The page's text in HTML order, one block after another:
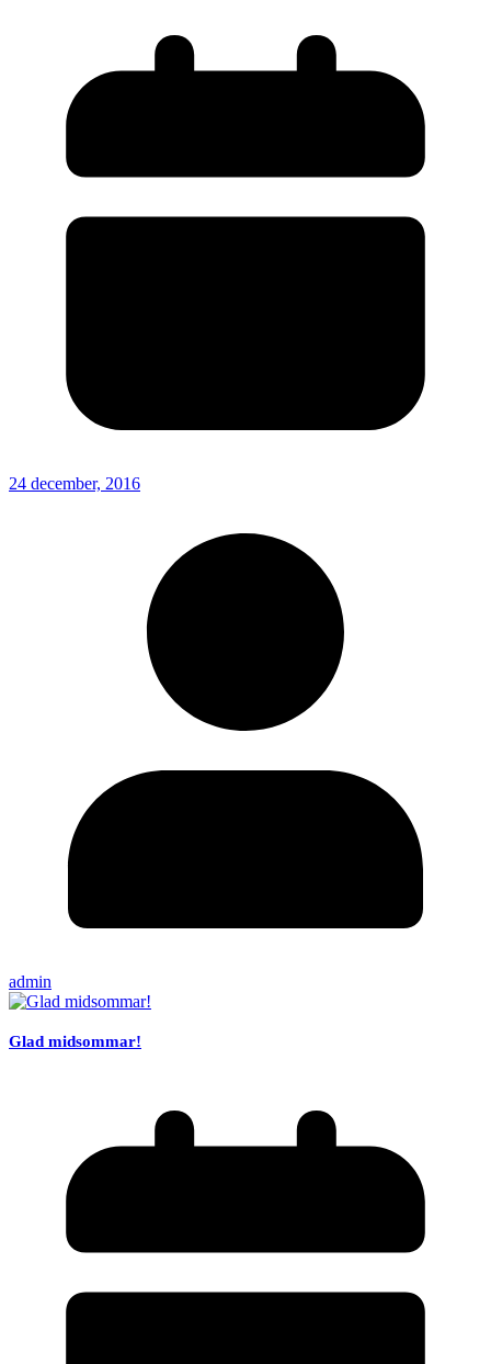
24 december, 2016
admin
Glad midsommar!